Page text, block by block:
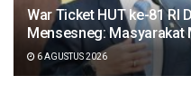
War Ticket HUT ke-81 RI
Mensesneg: Masyarakat
6 AGUSTUS 2026